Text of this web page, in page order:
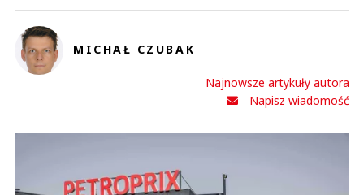
MICHAŁ CZUBAK
Najnowsze artykuły autora
Napisz wiadomość